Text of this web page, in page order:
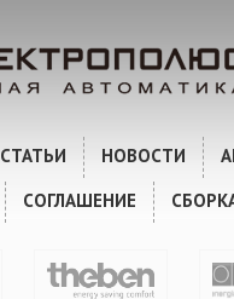
СТАТЬИ НОВОСТИ
СОГЛАШЕНИЕ